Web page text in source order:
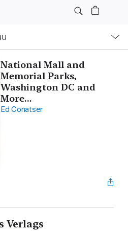
National Mall and
Memorial Parks,
Washington DC and
More...
Ed Conatser
Verlags